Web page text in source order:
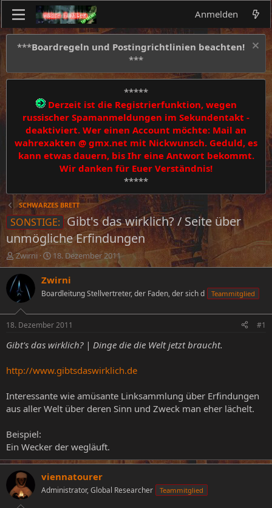
Anmelden
***Boardregeln und Postingrichtlinien beachten!
***
*****
Derzeit ist die Registrierfunktion, wegen
russischer Spamanmeldungen im Sekundentakt -
deaktiviert. Wer einen Account möchte: Mail an
wahrexakten @ gmx.net mit Nickwunsch. Geduld, es
kann etwas dauern, bis Ihr eine Antwort bekommt.
Wir danken für Euer Verständnis!
*****
SCHWARZES BRETT
SONSTIGE: Gibt's das wirklich? / Seite über
unmögliche Erfindungen
E
r
s
t
e
l
e
r
Zwirni
E
r
s
e
a
18. Dezember 2011
Zwirni
Boardleitung Stellvertreter, der Faden, der sich d Teammitglied
18. Dezember 2011 #1
Gibt's das wirklich? | Dinge die die Welt jetzt braucht.
http://www.gibtsdaswirklich.de
Interessante wie amüsante Linksammlung über Erfindungen
aus aller Welt über deren Sinn und Zweck man eher lächelt.
Beispiel:
Ein Wecker der wegläuft.
viennatourer
Administrator, Global Researcher Teammitglied